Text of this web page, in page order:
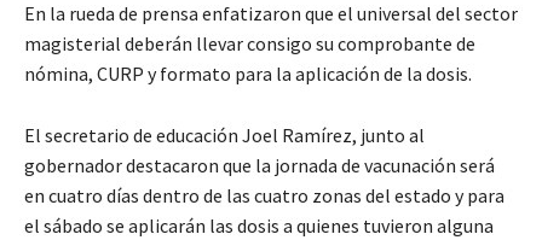
En la rueda de prensa enfatizaron que el universal del sector
magisterial deberán llevar consigo su comprobante de
nómina, CURP y formato para la aplicación de la dosis.
El secretario de educación Joel Ramírez, junto al
gobernador destacaron que la jornada de vacunación será
en cuatro días dentro de las cuatro zonas del estado y para
el sábado se aplicarán las dosis a quienes tuvieron alguna